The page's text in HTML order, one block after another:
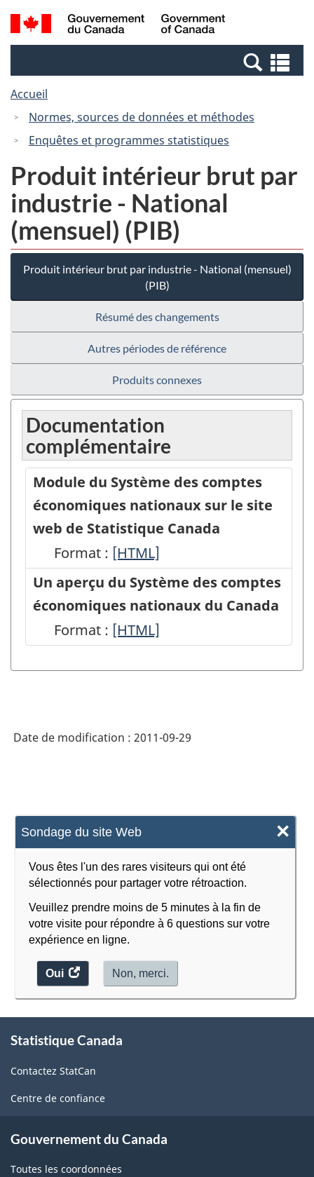
Passer
au
Passer
au
Passer
à
Canada
Recherche
et
et
Accueil
Normes, sources de données et méthodes
Enquêtes et programmes statistiques
Sondage du site Web ×
Vous êtes l'un des rares visiteurs qui ont été
sélectionnés pour partager votre rétroaction.
Veuillez prendre moins de 5 minutes à la fin de
votre visite pour répondre à 6 questions sur votre
expérience en ligne.
Oui
accéder
au
Non, merci.
Produit intérieur brut par
industrie - National
(mensuel) (PIB)
Produit intérieur brut par industrie - National (mensuel)
(PIB)
Résumé des changements
Autres périodes de référence
Produits connexes
Documentation
complémentaire
Module du Système des comptes
économiques nationaux sur le site
web de Statistique Canada
Format : Module
du
Système
des
comptes
économiques
le
Statistique
Canada
-
HTML
[HTML]
Un aperçu du Système des comptes
économiques nationaux du Canada
Format : Un
du Système
économiques
Canada
-
HTML
[HTML]
Date de modification : 2011-09-29
propos
ce
site
Statistique Canada
Contactez StatCan
Centre de confiance
Gouvernement du Canada
Toutes les coordonnées